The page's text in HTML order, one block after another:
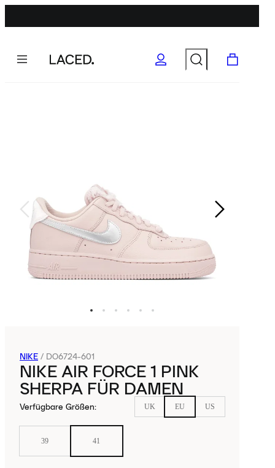
NIKE / DO6724-601
NIKE AIR FORCE 1 PINK
SHERPA FÜR DAMEN
Verfügbare Größen: UK EU US
39 41